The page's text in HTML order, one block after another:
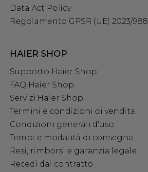
Data Act Policy
Regolamento GPSR (UE) 2023/988
HAIER SHOP
Supporto Haier Shop
FAQ Haier Shop
Servizi Haier Shop
Termini e condizioni di vendita
Condizioni generali d'uso
Tempi e modalità di consegna
Resi, rimborsi e garanzia legale
Recedi dal contratto